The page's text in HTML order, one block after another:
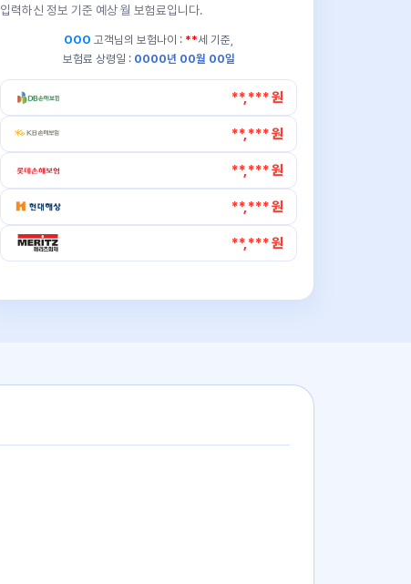
입력하신 정보 기준 예상 월 보험료입니다.
OOO 고객님의 보험나이 : **세 기준,
보험료 상령일 : 0000년 00월 00일
**,*** 원
**,*** 원
**,*** 원
**,*** 원
**,*** 원